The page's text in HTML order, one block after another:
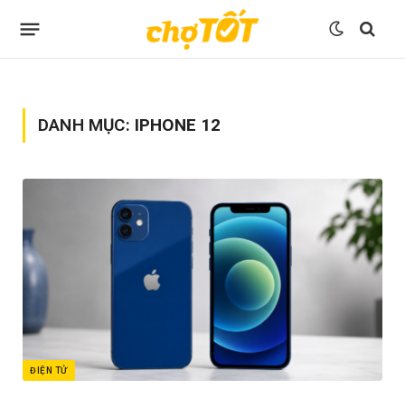
DANH MỤC: IPHONE 12
ĐIỆN TỬ